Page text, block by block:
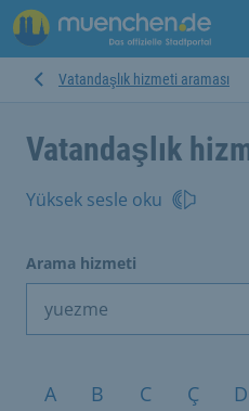
Vatandaşlık hizmeti araması
Vatandaşlık
Yüksek sesle oku
Arama hizmeti
Konular A-Z
A B C Ç D